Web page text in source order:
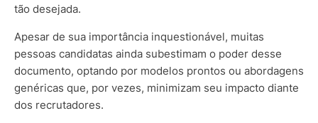
tão desejada.
Apesar de sua importância inquestionável, muitas
pessoas candidatas ainda subestimam o poder desse
documento, optando por modelos prontos ou abordagens
genéricas que, por vezes, minimizam seu impacto diante
dos recrutadores.